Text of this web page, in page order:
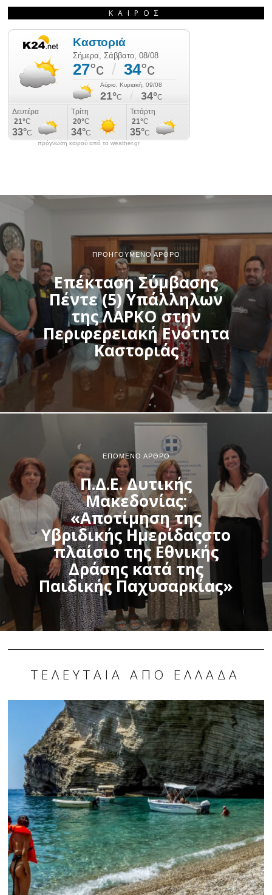
ΚΑΙΡΌΣ
πρόγνωση καιρού από το weather.gr
ΠΡΟΗΓΟΎΜΕΝΟ ΆΡΘΡΟ
Επέκταση Σύμβασης
Πέντε (5) Υπάλληλων
της ΛΑΡΚΟ στην
Περιφερειακή Ενότητα
Καστοριάς
ΕΠΌΜΕΝΟ ΆΡΘΡΟ
Π.Δ.Ε. Δυτικής
Μακεδονίας:
«Αποτίμηση της
Υβριδικής Ημερίδαςστο
πλαίσιο της Εθνικής
Δράσης κατά της
Παιδικής Παχυσαρκίας»
ΤΕΛΕΥΤΑΊΑ ΑΠΌ ΕΛΛΆΔΑ